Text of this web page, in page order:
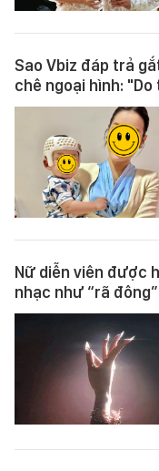
Sao Vbiz đáp trả
chê ngoại hình:
Nữ diễn viên được
nhạc như “rã